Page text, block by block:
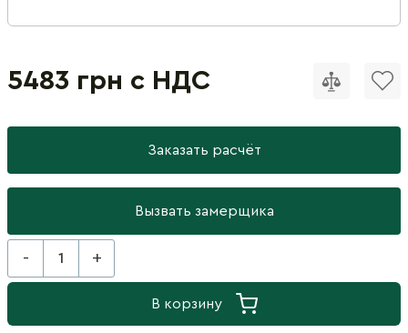
5483 грн с НДС
Заказать расчёт
Вызвать замерщика
- +
В корзину